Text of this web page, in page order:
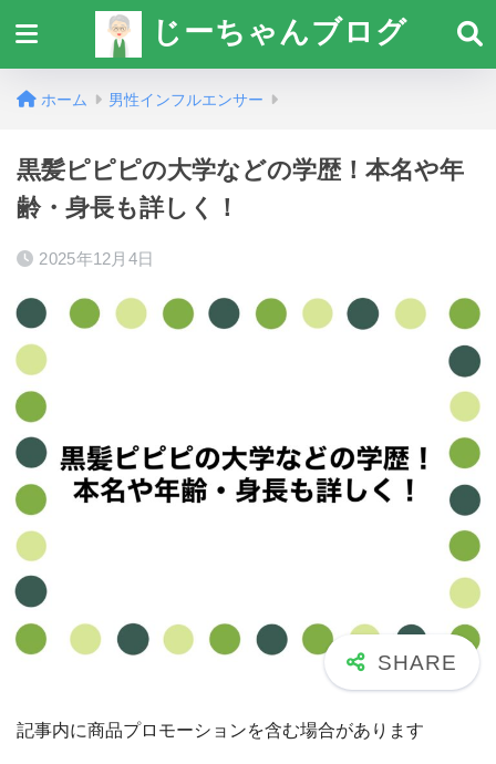
じーちゃんブログ
ホーム 男性インフルエンサー
黒髪ピピピの大学などの学歴！本名や年
齢・身長も詳しく！
2025年12月4日
記事内に商品プロモーションを含む場合があります